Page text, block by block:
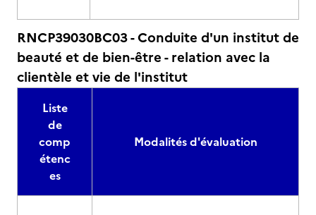
RNCP39030BC03 - Conduite d'un institut de
beauté et de bien-être - relation avec la
clientèle et vie de l'institut
Liste
de
comp
étenc
es
Modalités d'évaluation